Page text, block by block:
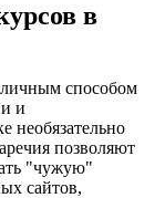
в
способом
и
необязательно
позволяют
"чужую"
сайтов,